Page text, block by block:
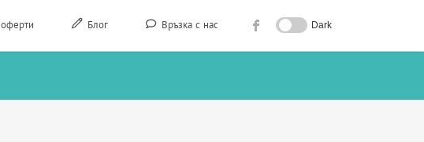
Блог Връзка с нас Dark